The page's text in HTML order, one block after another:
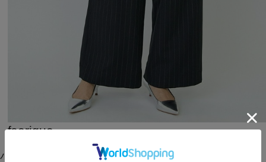
feerique
パンツ